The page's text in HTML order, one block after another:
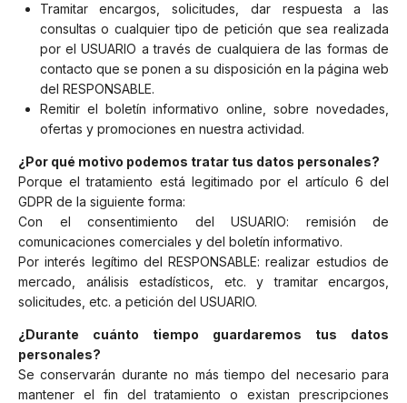
Tramitar encargos, solicitudes, dar respuesta a las
consultas o cualquier tipo de petición que sea realizada
por el USUARIO a través de cualquiera de las formas de
contacto que se ponen a su disposición en la página web
del RESPONSABLE.
Remitir el boletín informativo online, sobre novedades,
ofertas y promociones en nuestra actividad.
¿Por qué motivo podemos tratar tus datos personales?
Porque el tratamiento está legitimado por el artículo 6 del
GDPR de la siguiente forma:
Con el consentimiento del USUARIO: remisión de
comunicaciones comerciales y del boletín informativo.
Por interés legítimo del RESPONSABLE: realizar estudios de
mercado, análisis estadísticos, etc. y tramitar encargos,
solicitudes, etc. a petición del USUARIO.
¿Durante cuánto tiempo guardaremos tus datos
personales?
Se conservarán durante no más tiempo del necesario para
mantener el fin del tratamiento o existan prescripciones